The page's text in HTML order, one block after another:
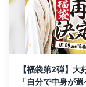
【福袋第2弾】大
「自分で中身が